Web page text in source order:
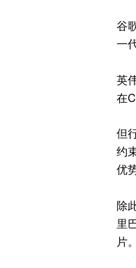
谷
一
英
在
但
约
优
除
里
片。